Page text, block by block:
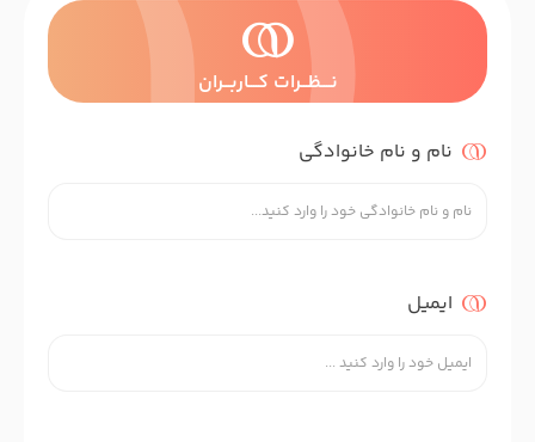
نــــظـــرات کــــاربـــران
نام و نام خانوادگی
ایمیل